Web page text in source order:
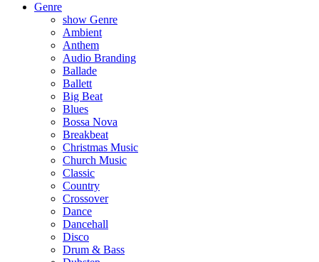
Genre
show Genre
Ambient
Anthem
Audio Branding
Ballade
Ballett
Big Beat
Blues
Bossa Nova
Breakbeat
Christmas Music
Church Music
Classic
Country
Crossover
Dance
Dancehall
Disco
Drum & Bass